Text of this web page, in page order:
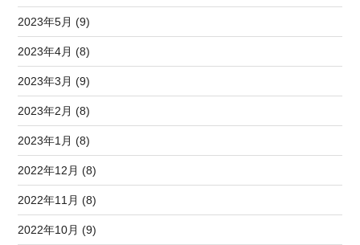
2023年5月 (9)
2023年4月 (8)
2023年3月 (9)
2023年2月 (8)
2023年1月 (8)
2022年12月 (8)
2022年11月 (8)
2022年10月 (9)